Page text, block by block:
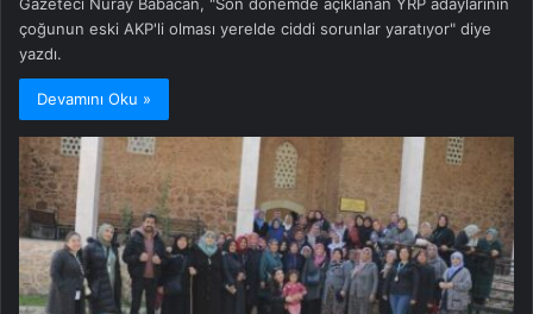
çoğunun eski AKP'li olması yerelde ciddi sorunlar yaratıyor" diye
yazdı.
Devamını Oku »